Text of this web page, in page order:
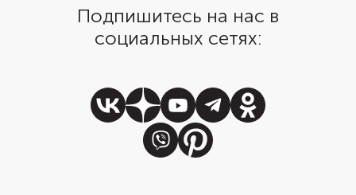
Подпишитесь на нас в
социальных сетях: